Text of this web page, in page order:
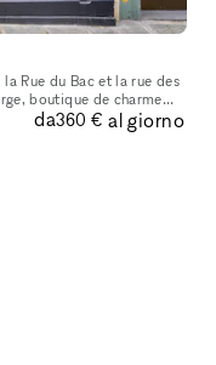
Rue du Bac et la rue des
boutique de charme
parquet au so
da360 € al giorno